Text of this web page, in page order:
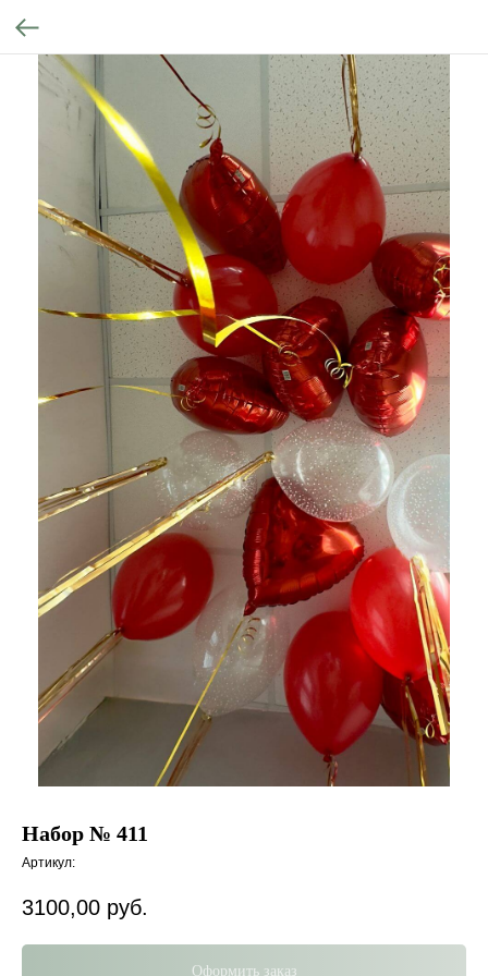
Набор № 411
Артикул:
3100,00 руб.
Оформить заказ